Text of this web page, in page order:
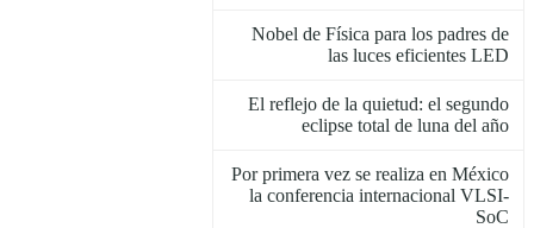
Nobel de Física para los padres de
las luces eficientes LED
El reflejo de la quietud: el segundo
eclipse total de luna del año
Por primera vez se realiza en México
la conferencia internacional VLSI-
SoC